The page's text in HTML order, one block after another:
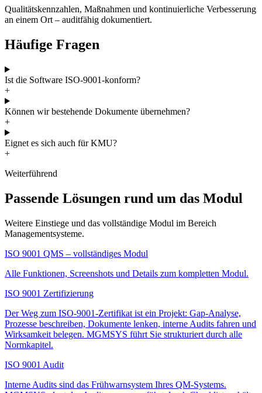
Qualitätskennzahlen, Maßnahmen und kontinuierliche Verbesserung
an einem Ort – auditfähig dokumentiert.
Häufige Fragen
Ist die Software ISO-9001-konform?
+
Können wir bestehende Dokumente übernehmen?
+
Eignet es sich auch für KMU?
+
Weiterführend
Passende Lösungen rund um das Modul
Weitere Einstiege und das vollständige Modul im Bereich
Managementsysteme.
ISO 9001 QMS – vollständiges Modul
Alle Funktionen, Screenshots und Details zum kompletten Modul.
ISO 9001 Zertifizierung
Der Weg zum ISO-9001-Zertifikat ist ein Projekt: Gap-Analyse,
Prozesse beschreiben, Dokumente lenken, interne Audits fahren und
Wirksamkeit belegen. MGMSYS führt Sie strukturiert durch alle
Normkapitel.
ISO 9001 Audit
Interne Audits sind das Frühwarnsystem Ihres QM-Systems.